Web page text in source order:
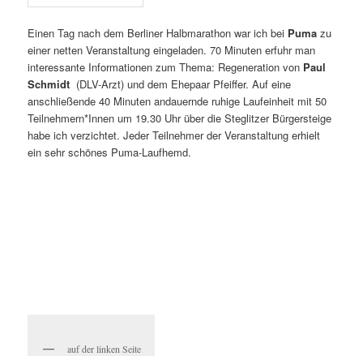
Einen Tag nach dem Berliner Halbmarathon war ich bei Puma zu
einer netten Veranstaltung eingeladen. 70 Minuten erfuhr man
interessante Informationen zum Thema: Regeneration von Paul
Schmidt (DLV-Arzt) und dem Ehepaar Pfeiffer. Auf eine
anschließende 40 Minuten andauernde ruhige Laufeinheit mit 50
Teilnehmern*Innen um 19.30 Uhr über die Steglitzer Bürgersteige
habe ich verzichtet. Jeder Teilnehmer der Veranstaltung erhielt
ein sehr schönes Puma-Laufhemd.
auf der linken Seite